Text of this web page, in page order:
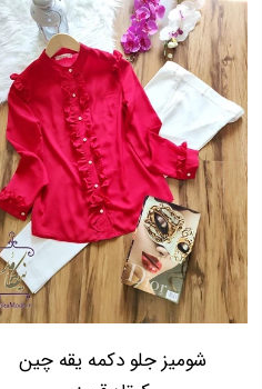
شومیز جلو دکمه یقه چین